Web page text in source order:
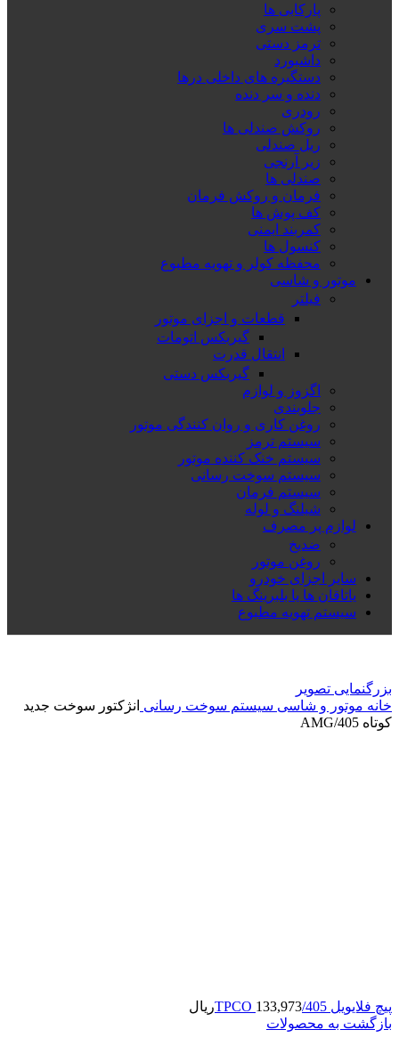
پارکابی ها
پشت سری
ترمز دستی
داشبورد
دستگیره های داخلی درها
دنده و سر دنده
رودری
روکش صندلی ها
ریل صندلی
زیر آرنجی
صندلی ها
فرمان و روکش فرمان
کف پوش ها
کمربند ایمنی
کنسول ها
محفظه کولر و تهویه مطبوع
موتور و شاسی
فیلتر
قطعات و اجزای موتور
گیربکس اتومات
انتقال قدرت
گیربکس دستی
اگزوز و لوازم
جلوبندی
روغن کاری و روان کنندگی موتور
سیستم ترمز
سیستم خنک کننده موتور
سیستم سوخت رسانی
سیستم فرمان
شیلنگ و لوله
لوازم پر مصرف
ضدیخ
روغن موتور
سایر اجزای خودرو
یاتاقان ها یا بلبرینگ ها
سیستم تهویه مطبوع
بزرگنمایی تصویر
خانه موتور و شاسی سیستم سوخت رسانی انژکتور سوخت جدید
کوتاه 405/AMG
پیچ فلایویل 405/TPCO 133,973
ریال
بازگشت به محصولات